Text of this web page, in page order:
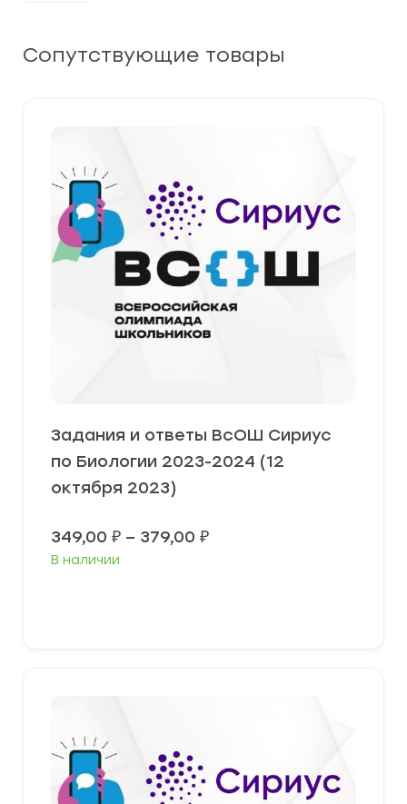
Сопутствующие товары
Задания и ответы ВсОШ Сириус
по Биологии 2023-2024 (12
октября 2023)
349,00 ₽ – 379,00 ₽Диапазон
В наличии